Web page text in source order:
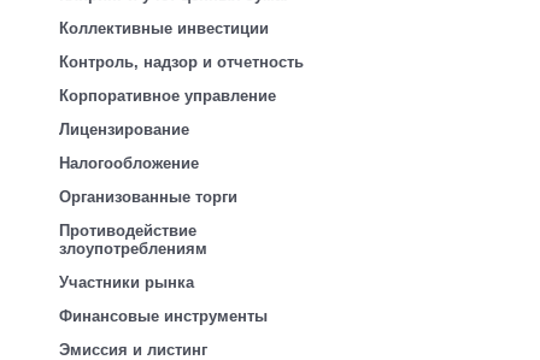
Коллективные инвестиции
Контроль, надзор и отчетность
Корпоративное управление
Лицензирование
Налогообложение
Организованные торги
Противодействие
злоупотреблениям
Участники рынка
Финансовые инструменты
Эмиссия и листинг